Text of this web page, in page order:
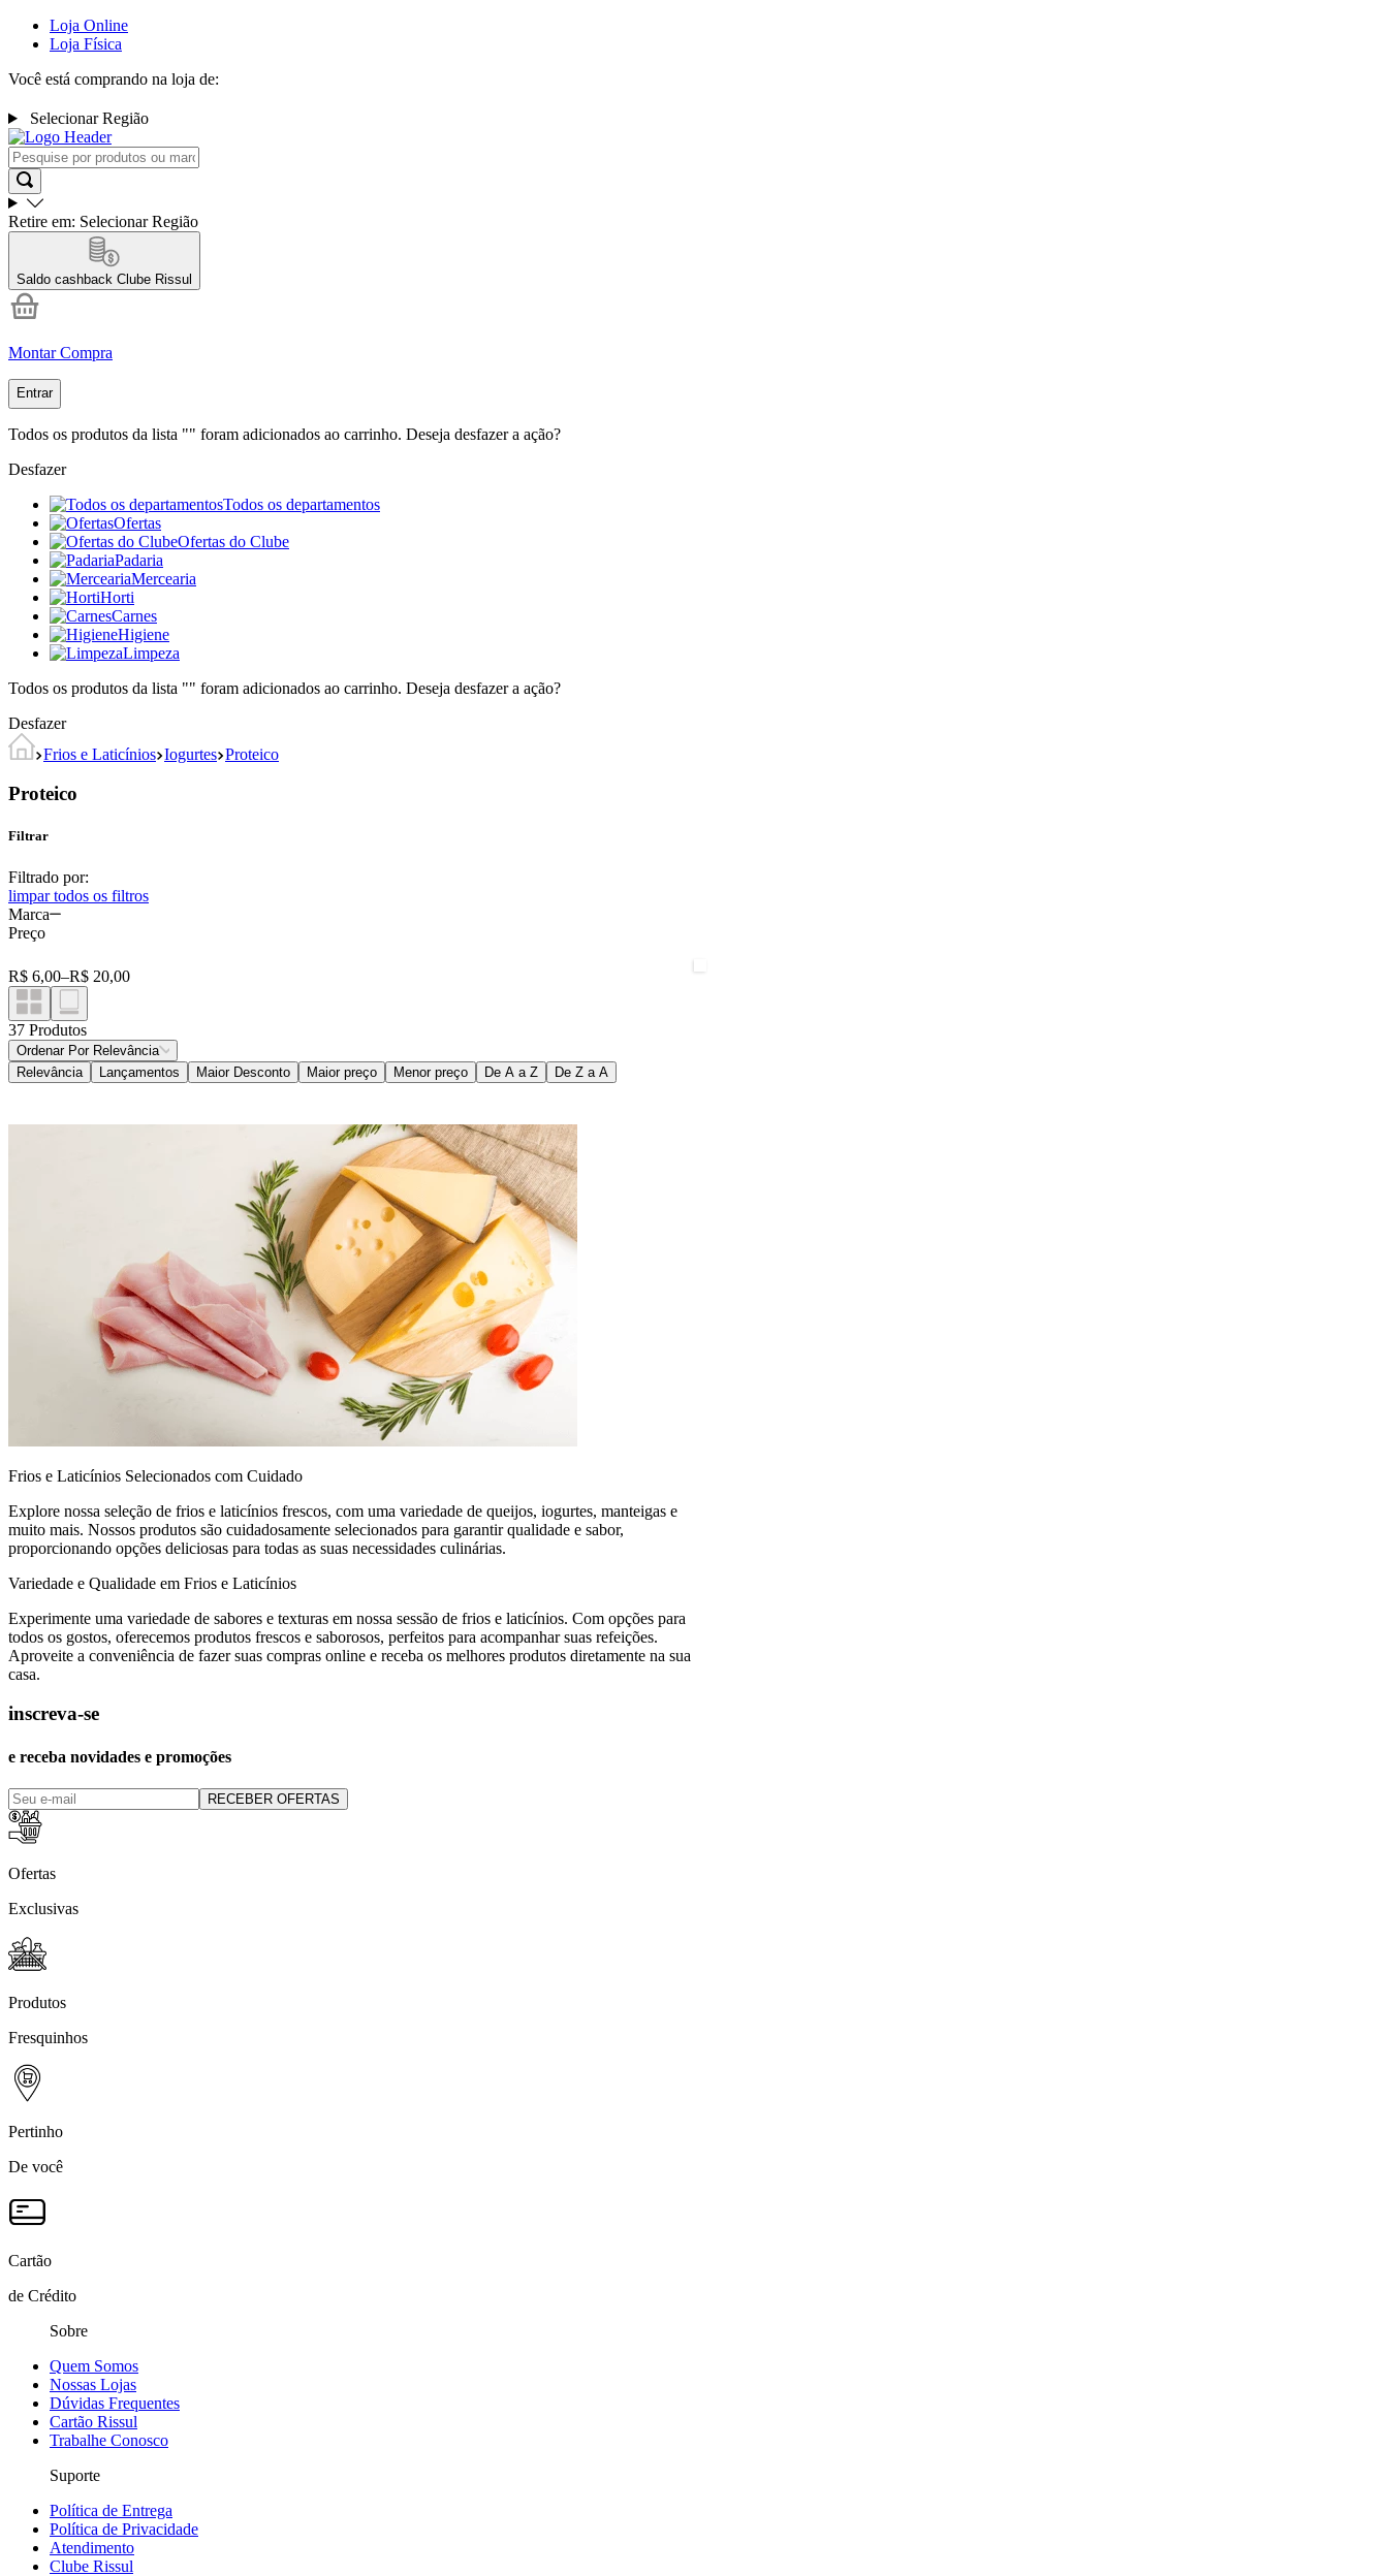
Loja Online
Loja Física
Você está comprando na loja de:
Selecionar Região
Retire em: Selecionar Região
Saldo cashback Clube Rissul
Montar Compra
Entrar
Todos os produtos da lista "" foram adicionados ao carrinho. Deseja desfazer a ação?
Desfazer
Todos os departamentos
Ofertas
Ofertas do Clube
Padaria
Mercearia
Horti
Carnes
Higiene
Limpeza
Todos os produtos da lista "" foram adicionados ao carrinho. Deseja desfazer a ação?
Desfazer
Frios e Laticínios Iogurtes Proteico
Proteico
Filtrar
Filtrado por:
limpar todos os filtros
Marca
VERDE CAMPO
PLANT POWER
PARMALAT
YAKULT
Preço
R$ 6,00–R$ 20,00
37 Produtos
Ordenar Por Relevância
Relevância
Lançamentos Maior Desconto Maior preço Menor preço De A a Z De Z a A
Frios e Laticínios Selecionados com Cuidado
Explore nossa seleção de frios e laticínios frescos, com uma variedade de queijos, iogurtes, manteigas e
muito mais. Nossos produtos são cuidadosamente selecionados para garantir qualidade e sabor,
proporcionando opções deliciosas para todas as suas necessidades culinárias.
Variedade e Qualidade em Frios e Laticínios
Experimente uma variedade de sabores e texturas em nossa sessão de frios e laticínios. Com opções para
todos os gostos, oferecemos produtos frescos e saborosos, perfeitos para acompanhar suas refeições.
Aproveite a conveniência de fazer suas compras online e receba os melhores produtos diretamente na sua
casa.
inscreva-se
e receba novidades e promoções
RECEBER OFERTAS
Ofertas
Exclusivas
Produtos
Fresquinhos
Pertinho
De você
Cartão
de Crédito
Sobre
Quem Somos
Nossas Lojas
Dúvidas Frequentes
Cartão Rissul
Trabalhe Conosco
Suporte
Política de Entrega
Política de Privacidade
Atendimento
Clube Rissul